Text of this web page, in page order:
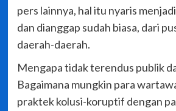
pers lainnya, hal itu nyaris
dan dianggap sudah biasa, dari
daerah-daerah.
Mengapa tidak terendus publik
Bagaimana mungkin para
praktek kolusi-koruptif dengan